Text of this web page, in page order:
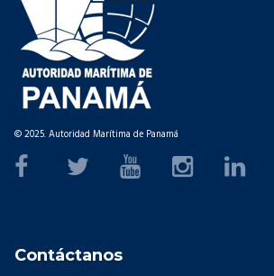
© 2025. Autoridad Marítima de Panamá
Contáctanos